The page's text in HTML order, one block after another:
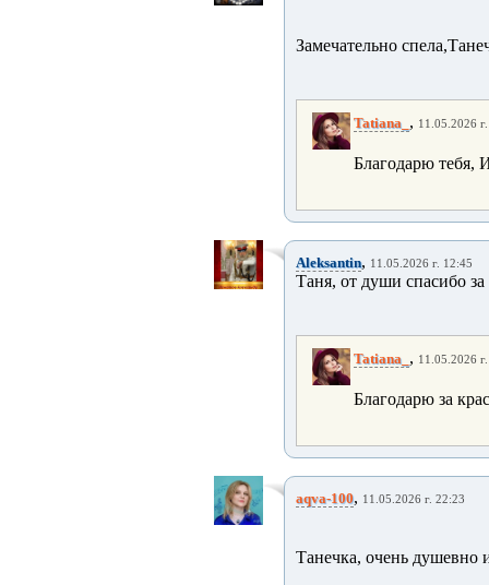
Замечательно
Tatiana_ , 11.05.2026
Благодарю тебя,
Aleksantin, 11.05.2026 г. 12:45
Таня, от души спасибо
Tatiana_ , 11.05.2026
Благодарю за
aqva-100, 11.05.2026 г. 22:23
Танечка, очень душевно